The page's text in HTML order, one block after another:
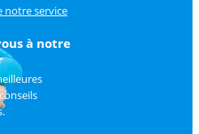
notre service
à notre